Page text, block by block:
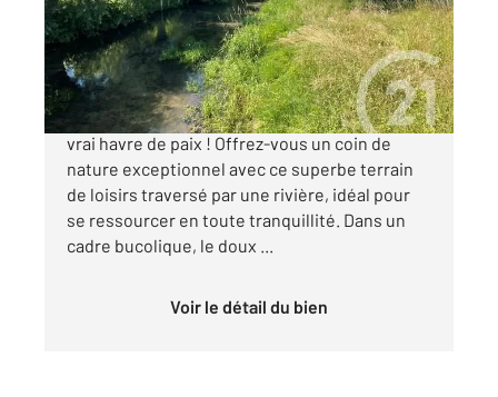
Terrain à vendre
20 000 €
Terrain de loisirs au charme authentique : un
vrai havre de paix ! Offrez-vous un coin de
nature exceptionnel avec ce superbe terrain
de loisirs traversé par une rivière, idéal pour
se ressourcer en toute tranquillité. Dans un
cadre bucolique, le doux ...
Voir le détail du bien